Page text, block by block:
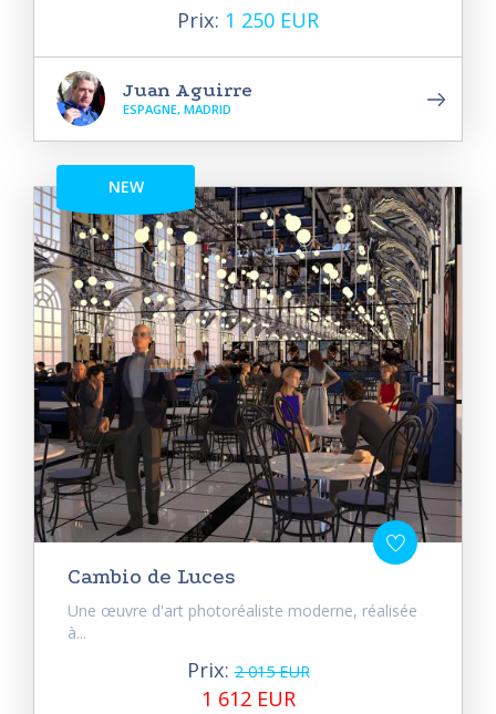
Prix: 1 250 EUR
Juan Aguirre
ESPAGNE, MADRID
NEW
Cambio de Luces
Une œuvre d'art photoréaliste moderne, réalisée
à...
Prix:2 015 EUR
1 612 EUR